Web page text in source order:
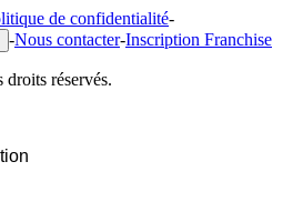
de confidentialité-
-Nous contacter-Inscription Franchise
réservés.